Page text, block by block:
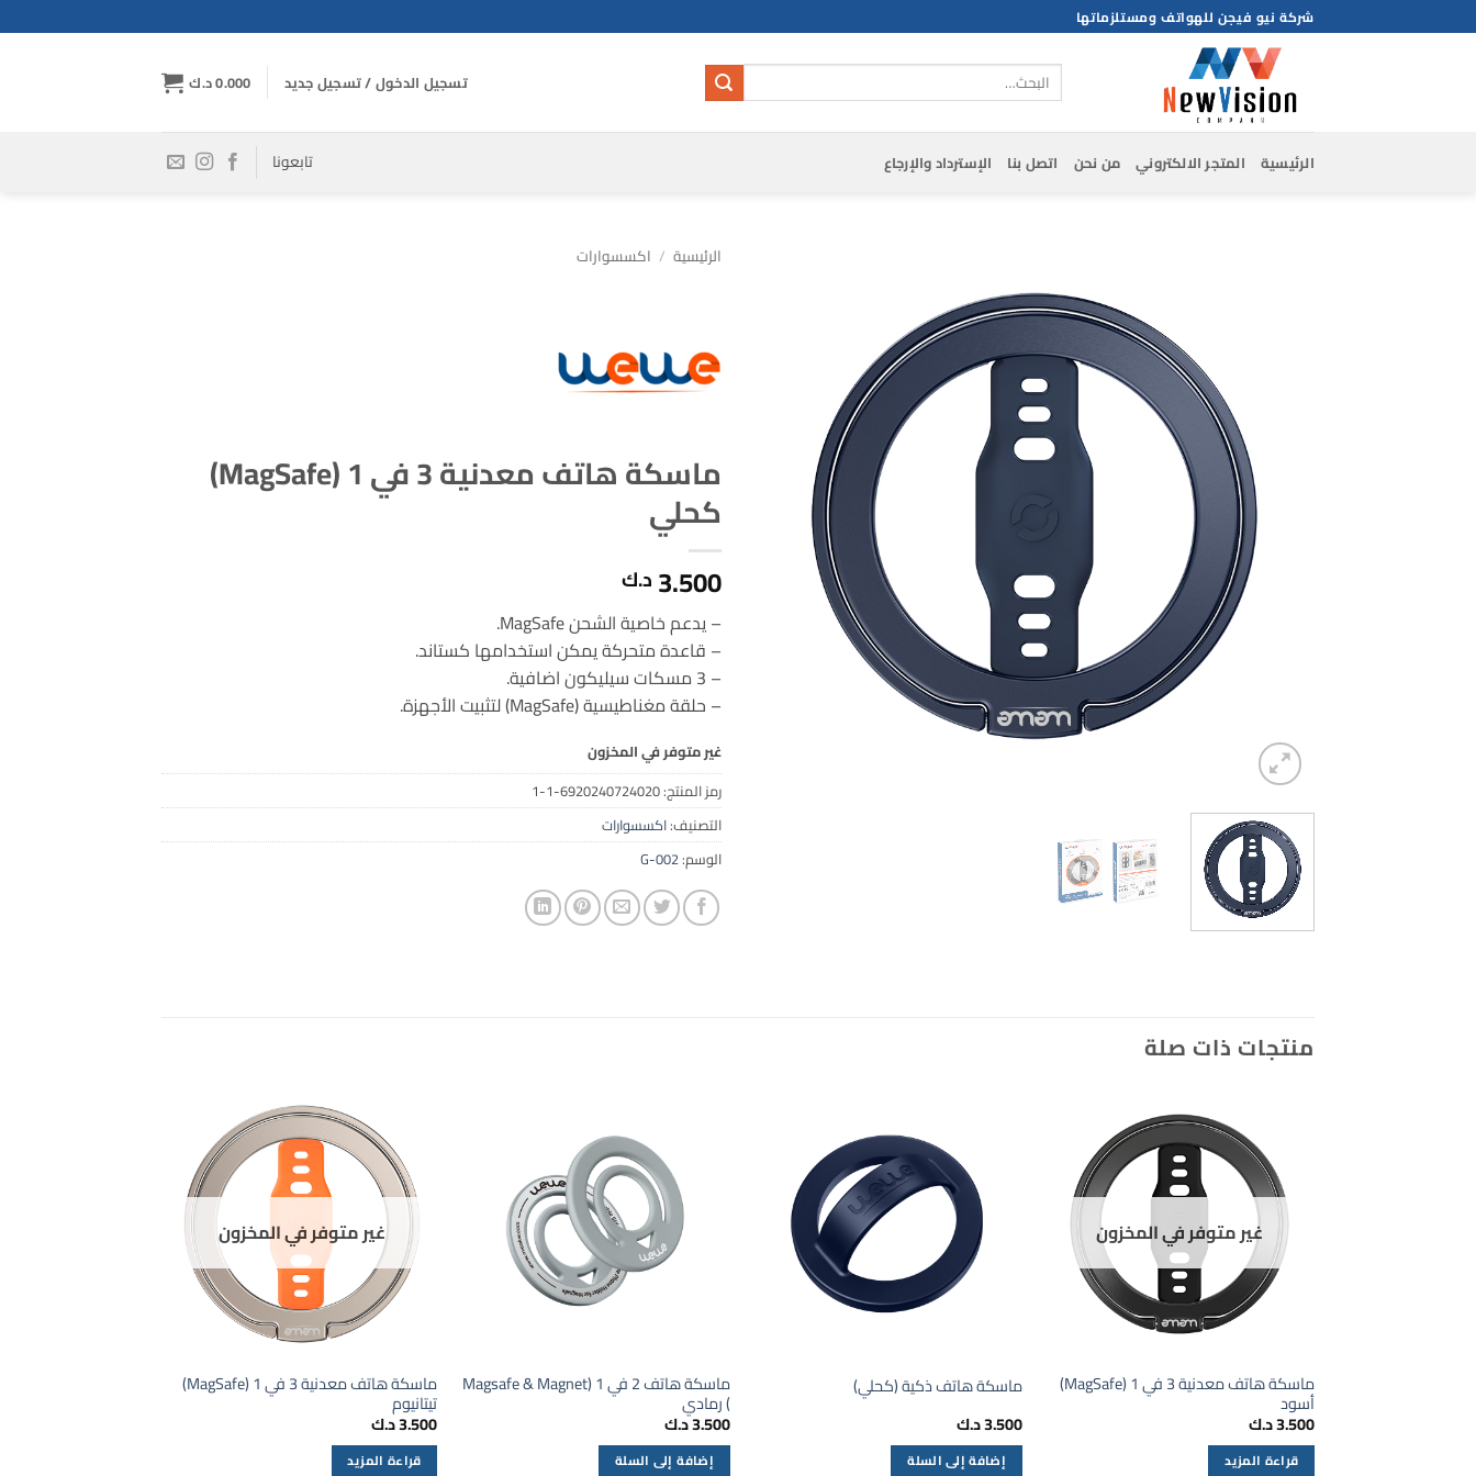
للمحتوى
شركة نيو فيجن للهواتف ومستلزماتها
البحث
عن:
تسجيل الدخول / تسجيل جديد 0.000د.ك
الرئيسية المتجر الالكتروني من نحن اتصل بنا الإسترداد والإرجاع تابعونا
الرئيسية / اكسسوارات
ماسكة هاتف معدنية 3 في 1 (MagSafe)
كحلي
3.500 د.ك
– يدعم خاصية الشحن MagSafe.
– قاعدة متحركة يمكن استخدامها كستاند.
– 3 مسكات سيليكون اضافية.
– حلقة مغناطيسية (MagSafe) لتثبيت الأجهزة.
غير متوفر في المخزون
رمز المنتج:6920240724020-1-1
التصنيف:اكسسوارات
الوسم:G-002
منتجات ذات صلة
غير متوفر في المخزون
ماسكة هاتف معدنية 3 في 1 (MagSafe)
أسود
3.500د.ك
قراءة المزيد
ماسكة هاتف ذكية (كحلي)
3.500د.ك
إضافة إلى السلة
ماسكة هاتف 2 في 1 (Magsafe & Magnet
) رمادي
3.500د.ك
إضافة إلى السلة
غير متوفر في المخزون
ماسكة هاتف معدنية 3 في 1 (MagSafe)
تيتانيوم
3.500د.ك
قراءة المزيد